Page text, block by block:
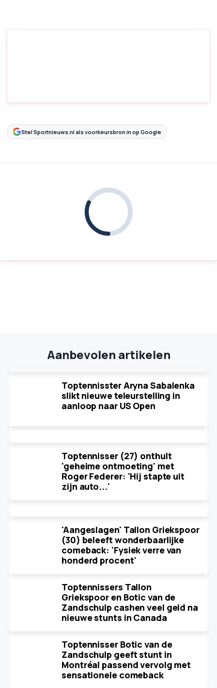
Stel Sportnieuws.nl als voorkeursbron in op Google
Aanbevolen artikelen
Toptennisster Aryna Sabalenka
slikt nieuwe teleurstelling in
aanloop naar US Open
Toptennisser (27) onthult
'geheime ontmoeting' met
Roger Federer: 'Hij stapte uit
zijn auto...'
'Aangeslagen' Tallon Griekspoor
(30) beleeft wonderbaarlijke
comeback: 'Fysiek verre van
honderd procent'
Toptennissers Tallon
Griekspoor en Botic van de
Zandschulp cashen veel geld na
nieuwe stunts in Canada
Toptennisser Botic van de
Zandschulp geeft stunt in
Montréal passend vervolg met
sensationele comeback